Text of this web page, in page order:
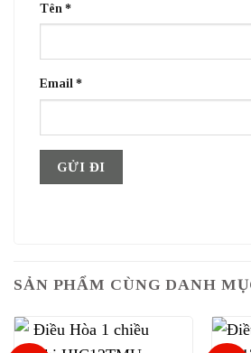
Tên *
Email *
SẢN PHẨM CÙNG DANH